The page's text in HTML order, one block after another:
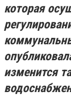
которая
изменится